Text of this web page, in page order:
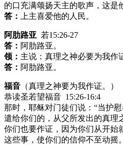
的口充满颂扬天主的歌声，这是
答：
上主喜爱他的人民。
阿肋路亚 若15:26-27
答： 阿肋路亚。
领： 主说：真理之神必要为我作
答： 阿肋路亚。
福音 （真理之神要为我作证。）
恭读圣若望福音 15:26-16:4
那时，耶稣对门徒们说：“当护
遣给你们的，从父所发出的真理
你们也要作证，因为你们从开始
这些事，使你们的信仰不至动摇